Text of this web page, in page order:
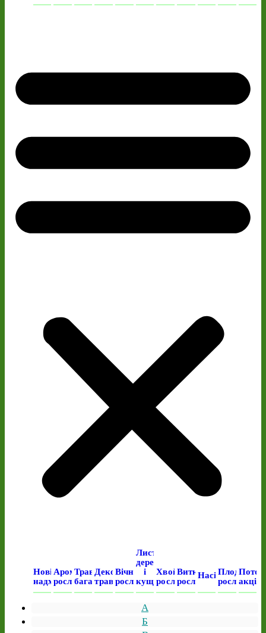
Нові
надходження
Ароматичні
рослини
Трав’янисті
багаторічні
Декоративні
трави
Вічнозелені
рослини
Листяні
дерева
і
кущі
Хвойні
рослини
Виткі
рослини
НасінняПлодові
рослини
акція
А
Б